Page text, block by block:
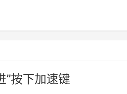
”按下加速键